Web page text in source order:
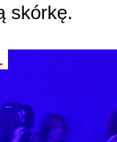
skórkę.